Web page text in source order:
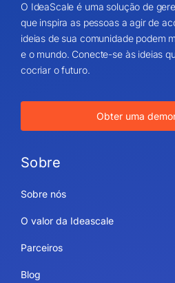
O IdeaScale é uma solução de
que inspira as pessoas a agir de
ideias de sua comunidade podem
e o mundo. Conecte-se às ideias
cocriar o futuro.
Obter uma
Sobre
Sobre nós
O valor da Ideascale
Parceiros
Blog